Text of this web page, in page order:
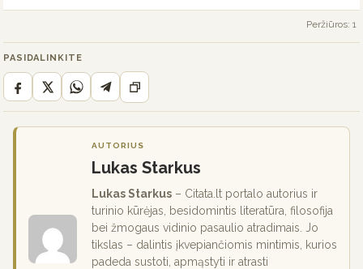
Peržiūros: 1
PASIDALINKITE
AUTORIUS
Lukas Starkus
Lukas Starkus – Citata.lt portalo autorius ir
turinio kūrėjas, besidomintis literatūra, filosofija
bei žmogaus vidinio pasaulio atradimais. Jo
tikslas – dalintis įkvepiančiomis mintimis, kurios
padeda sustoti, apmąstyti ir atrasti